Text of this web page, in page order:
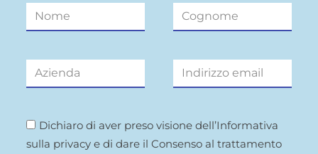
Dichiaro di aver preso visione dell’Informativa
sulla privacy e di dare il Consenso al trattamento